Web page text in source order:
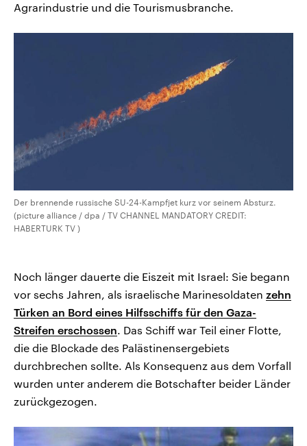
Agrarindustrie und die Tourismusbranche.
Der brennende russische SU-24-Kampfjet kurz vor seinem Absturz.
(picture alliance / dpa / TV CHANNEL MANDATORY CREDIT:
HABERTURK TV )
Noch länger dauerte die Eiszeit mit Israel: Sie begann
vor sechs Jahren, als israelische Marinesoldaten zehn
Türken an Bord eines Hilfsschiffs für den Gaza-
Streifen erschossen. Das Schiff war Teil einer Flotte,
die die Blockade des Palästinensergebiets
durchbrechen sollte. Als Konsequenz aus dem Vorfall
wurden unter anderem die Botschafter beider Länder
zurückgezogen.